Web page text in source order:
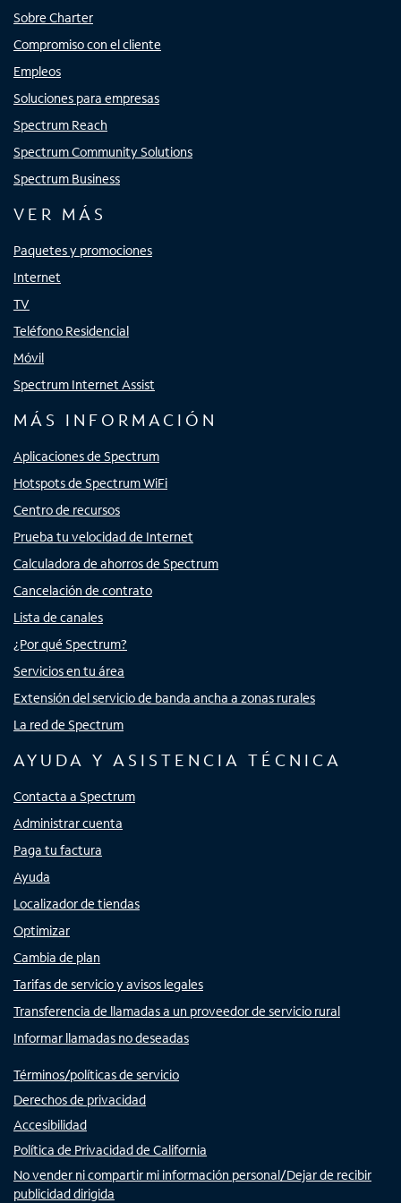
Sobre Charter
Compromiso con el cliente
Empleos
Soluciones para empresas
Spectrum Reach
Spectrum Community Solutions
Spectrum Business
VER MÁS
Paquetes y promociones
Internet
TV
Teléfono Residencial
Móvil
Spectrum Internet Assist
MÁS INFORMACIÓN
Aplicaciones de Spectrum
Hotspots de Spectrum WiFi
Centro de recursos
Prueba tu velocidad de Internet
Calculadora de ahorros de Spectrum
Cancelación de contrato
Lista de canales
¿Por qué Spectrum?
Servicios en tu área
Extensión del servicio de banda ancha a zonas rurales
La red de Spectrum
AYUDA Y ASISTENCIA TÉCNICA
Contacta a Spectrum
Administrar cuenta
Paga tu factura
Ayuda
Localizador de tiendas
Optimizar
Cambia de plan
Tarifas de servicio y avisos legales
Transferencia de llamadas a un proveedor de servicio rural
Informar llamadas no deseadas
Términos/políticas de servicio
Derechos de privacidad
Accesibilidad
Política de Privacidad de California
No vender ni compartir mi información personal/Dejar de recibir
publicidad dirigida